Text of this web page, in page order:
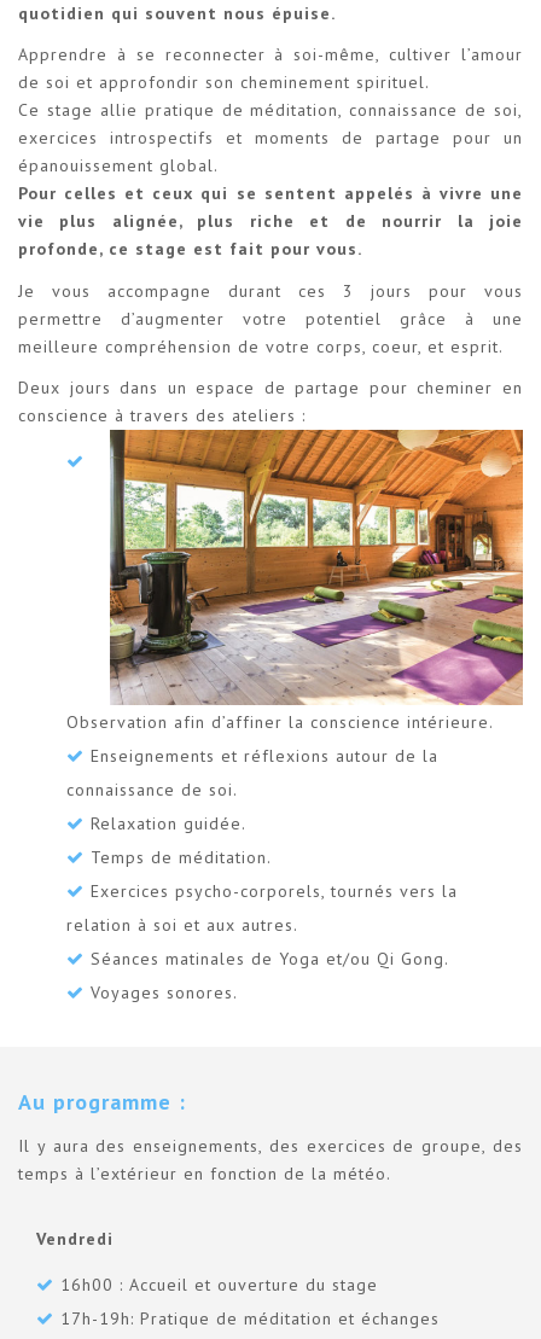
quotidien qui souvent nous épuise.
Apprendre à se reconnecter à soi-même, cultiver l’amour
de soi et approfondir son cheminement spirituel.
Ce stage allie pratique de méditation, connaissance de soi,
exercices introspectifs et moments de partage pour un
épanouissement global.
Pour celles et ceux qui se sentent appelés à vivre une
vie plus alignée, plus riche et de nourrir la joie
profonde, ce stage est fait pour vous.
Je vous accompagne durant ces 3 jours pour vous
permettre d’augmenter votre potentiel grâce à une
meilleure compréhension de votre corps, coeur, et esprit.
Deux jours dans un espace de partage pour cheminer en
conscience à travers des ateliers :
Observation afin d’affiner la conscience intérieure.
Enseignements et réflexions autour de la
connaissance de soi.
Relaxation guidée.
Temps de méditation.
Exercices psycho-corporels, tournés vers la
relation à soi et aux autres.
Séances matinales de Yoga et/ou Qi Gong.
Voyages sonores.
Au programme :
Il y aura des enseignements, des exercices de groupe, des
temps à l’extérieur en fonction de la météo.
Vendredi
16h00 : Accueil et ouverture du stage
17h-19h: Pratique de méditation et échanges